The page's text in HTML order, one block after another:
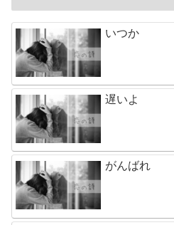
いつか
遅いよ
がんばれ